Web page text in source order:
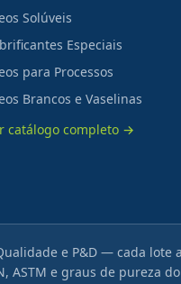
Solúveis
Especiais
para Processos
Brancos e Vaselinas
catálogo completo →
e P&D — cada lote
e graus de pureza